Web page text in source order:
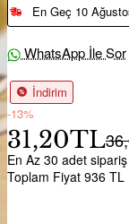
En Geç 10
WhatsApp İle Sor
En Az 30 adet
Toplam Fiyat 936 TL
İndirim
-13%
31,20TL